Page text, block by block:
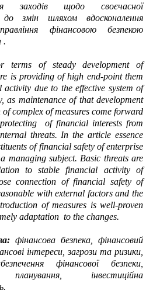
заходів щодо своєчасної
змін шляхом вдосконалення
фінансовою безпекою
.
terms of steady development of
is providing of high end-point them
activity due to the effective system of
as maintenance of that development
complex of measures come forward
of financial interests from
threats. In the article essence
of financial safety of enterprise
managing subject. Basic threats are
to stable financial activity of
connection of financial safety of
with external factors and the
of measures is well-proven
adaptation to the changes.
фінансова безпека, фінансовий
інтереси, загрози та ризики,
фінансової безпеки,
планування, інвестиційна